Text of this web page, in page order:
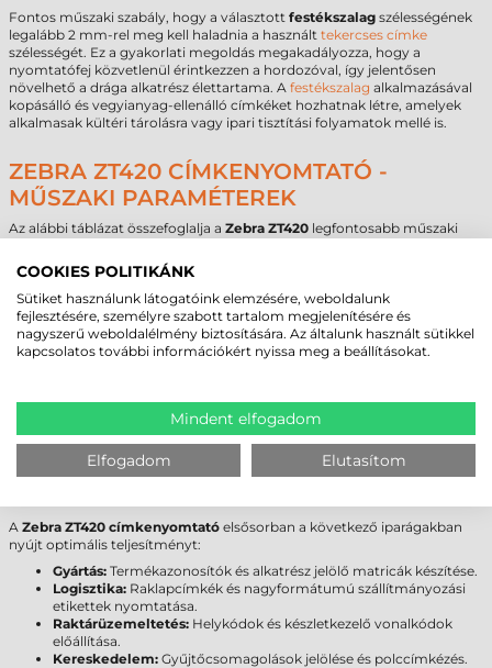
Fontos műszaki szabály, hogy a választott festékszalag szélességének
legalább 2 mm-rel meg kell haladnia a használt tekercses címke
szélességét. Ez a gyakorlati megoldás megakadályozza, hogy a
nyomtatófej közvetlenül érintkezzen a hordozóval, így jelentősen
növelhető a drága alkatrész élettartama. A festékszalag alkalmazásával
kopásálló és vegyianyag-ellenálló címkéket hozhatnak létre, amelyek
alkalmasak kültéri tárolásra vagy ipari tisztítási folyamatok mellé is.
ZEBRA ZT420 CÍMKENYOMTATÓ -
MŰSZAKI PARAMÉTEREK
Az alábbi táblázat összefoglalja a Zebra ZT420 legfontosabb műszaki
Márka
Zebra
Modell
ZT420
Technológia
termál transzfer
Felbontás
300 dpi
Max. tekercsátmérő
200 mm
Interfész
USB,RS232,Ethernet,Bluetooth,NFC
12 hónap készülék / 6 hónap fej
FELHASZNÁLÁSI TERÜLETEK ÉS „MIKOR
A Zebra ZT420 címkenyomtató elsősorban a következő iparágakban
nyújt optimális teljesítményt:
Gyártás: Termékazonosítók és alkatrész jelölő matricák készítése.
Logisztika: Raklapcímkék és nagyformátumú szállítmányozási
etikettek nyomtatása.
Raktárüzemeltetés: Helykódok és készletkezelő vonalkódok
előállítása.
Kereskedelem: Gyűjtőcsomagolások jelölése és polccímkézés.
COOKIES POLITIKÁNK
Sütiket használunk látogatóink elemzésére, weboldalunk
fejlesztésére, személyre szabott tartalom megjelenítésére és
nagyszerű weboldalélmény biztosítására. Az általunk használt sütikkel
kapcsolatos további információkért nyissa meg a beállításokat.
Mindent elfogadom
Elfogadom Elutasítom